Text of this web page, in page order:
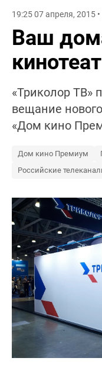
19:25 07 апреля, 2015
Ваш
«Триколор ТВ»
вещание
«Дом кино
Дом кино Премиум
Российские